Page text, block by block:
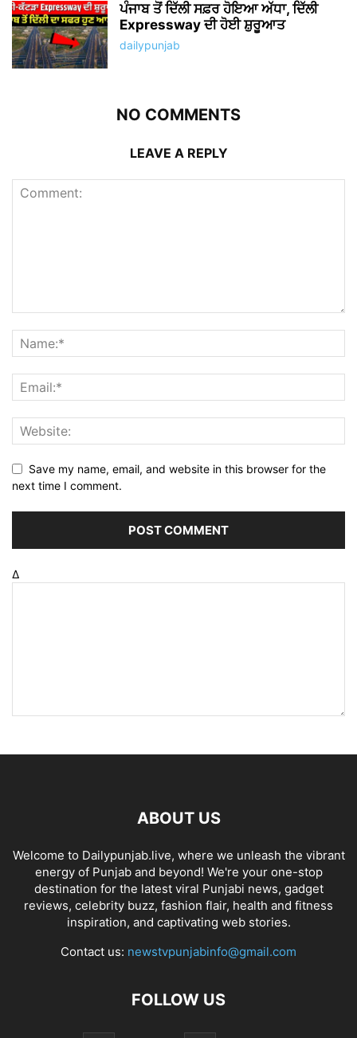
ਪੰਜਾਬ ਤੋਂ ਦਿੱਲੀ ਸਫ਼ਰ ਹੋਇਆ ਅੱਧਾ, ਦਿੱਲੀ
Expressway ਦੀ ਹੋਈ ਸ਼ੁਰੂਆਤ
dailypunjab
NO COMMENTS
LEAVE A REPLY
Save my name, email, and website in this browser for the
next time I comment.
Δ
ABOUT US
Welcome to Dailypunjab.live, where we unleash the vibrant
energy of Punjab and beyond! We're your one-stop
destination for the latest viral Punjabi news, gadget
reviews, celebrity buzz, fashion flair, health and fitness
inspiration, and captivating web stories.
Contact us: newstvpunjabinfo@gmail.com
FOLLOW US